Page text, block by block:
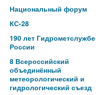
Национальный форум
КС-28
190 лет Гидрометслужбе
России
8 Всероссийский
объединённый
метеорологический и
гидрологический съезд